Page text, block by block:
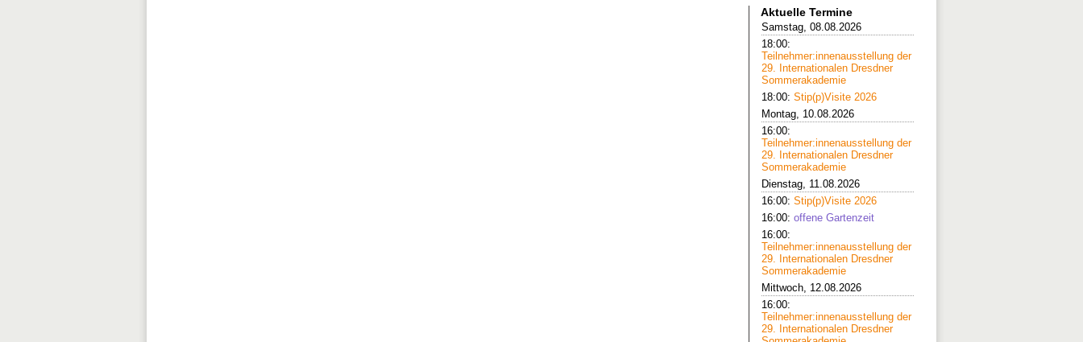
Aktuelle Termine
Samstag, 08.08.2026
18:00:
Teilnehmer:innenausstellung der
29. Internationalen Dresdner
Sommerakademie
18:00: Stip(p)Visite 2026
Montag, 10.08.2026
16:00:
Teilnehmer:innenausstellung der
29. Internationalen Dresdner
Sommerakademie
Dienstag, 11.08.2026
16:00: Stip(p)Visite 2026
16:00: offene Gartenzeit
16:00:
Teilnehmer:innenausstellung der
29. Internationalen Dresdner
Sommerakademie
Mittwoch, 12.08.2026
16:00:
Teilnehmer:innenausstellung der
29. Internationalen Dresdner